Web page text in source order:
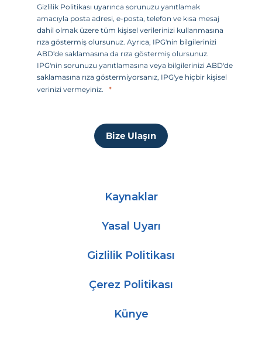
e
t
e
r
i
Gizlilik Politikası uyarınca sorunuzu yanıtlamak
amacıyla posta adresi, e-posta, telefon ve kısa mesaj
dahil olmak üzere tüm kişisel verilerinizi kullanmasına
rıza göstermiş olursunuz. Ayrıca, IPG'nin bilgilerinizi
ABD'de saklamasına da rıza göstermiş olursunuz.
IPG'nin sorunuzu yanıtlamasına veya bilgilerinizi ABD'de
saklamasına rıza göstermiyorsanız, IPG'ye hiçbir kişisel
verinizi vermeyiniz.
Bize Ulaşın
Kaynaklar
Yasal Uyarı
Gizlilik Politikası
Çerez Politikası
Künye